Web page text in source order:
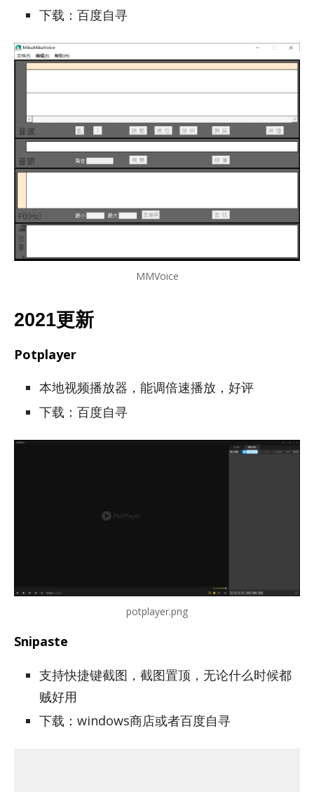
下载：百度自寻
MMVoice
2021更新
Potplayer
本地视频播放器，能调倍速播放，好评
下载：百度自寻
potplayer.png
Snipaste
支持快捷键截图，截图置顶，无论什么时候都
贼好用
下载：windows商店或者百度自寻